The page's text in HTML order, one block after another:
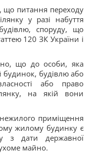
що питання переходу
у разі набуття
споруду, що
120 ЗК України і
що до особи, яка
будинок, будівлю або
або право
на якій вони
приміщення
жилому будинку є
з дати державної
майно.